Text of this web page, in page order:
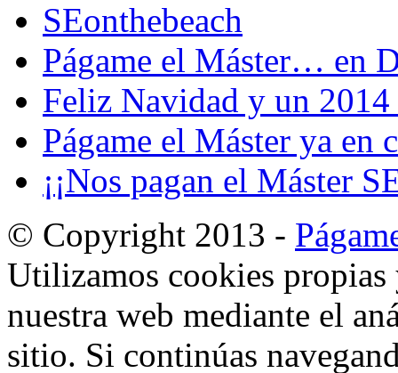
SEonthebeach
Págame el Máster… en
Feliz Navidad y un
Págame el Máster ya en
¡¡Nos pagan el Máster
© Copyright 2013 -
Utilizamos cookies propias
nuestra web mediante el
sitio. Si continúas